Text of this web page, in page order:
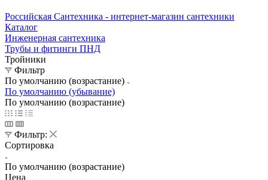
Российская Сантехника - интернет-магазин сантехники
Каталог
Инженерная сантехника
Трубы и фитинги ПНД
Тройники
Фильтр
По умолчанию (возрастание)
По умолчанию (убывание)
По умолчанию (возрастание)
Фильтр:
Сортировка
По умолчанию (возрастание)
Цена